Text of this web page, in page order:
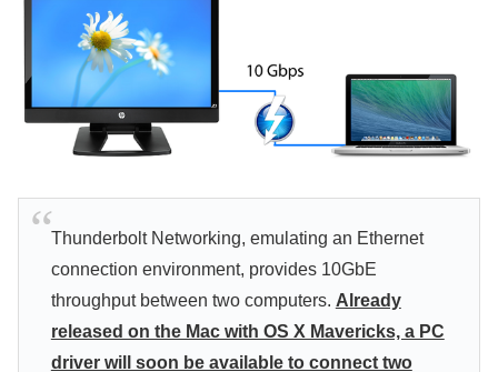
Thunderbolt Networking, emulating an Ethernet
connection environment, provides 10GbE
throughput between two computers. Already
released on the Mac with OS X Mavericks, a PC
driver will soon be available to connect two